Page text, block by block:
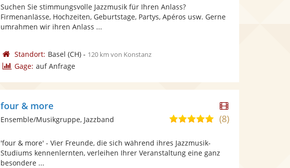
Sternen
Suchen Sie stimmungsvolle Jazzmusik für Ihren Anlass?
Firmenanlässe, Hochzeiten, Geburtstage, Partys, Apéros usw. Gerne
umrahmen wir ihren Anlass ...
Standort: Basel (CH)- 120 km von Konstanz
Gage: auf Anfrage
Dieser
Künstler
four & more
5,0
Sternen
(8)
Ensemble/Musikgruppe, Jazzband
'four & more' - Vier Freunde, die sich während ihres Jazzmusik-
Studiums kennenlernten, verleihen Ihrer Veranstaltung eine ganz
besondere ...